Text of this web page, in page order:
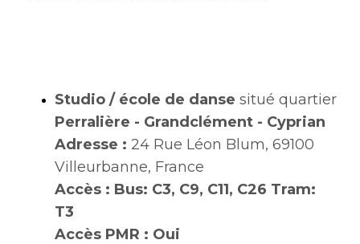
Studio / école de danse situé quartier
Perralière - Grandclément - Cyprian
Adresse : 24 Rue Léon Blum, 69100
Villeurbanne, France
Accès : Bus: C3, C9, C11, C26 Tram:
T3
Accès PMR : Oui